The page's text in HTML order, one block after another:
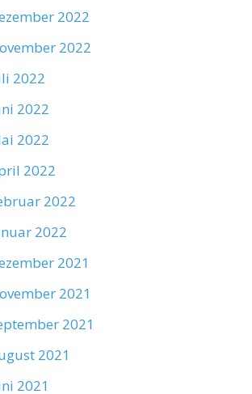
2022
2022
2022
2022
2022
2022
2022
2022
2021
2021
2021
2021
2021